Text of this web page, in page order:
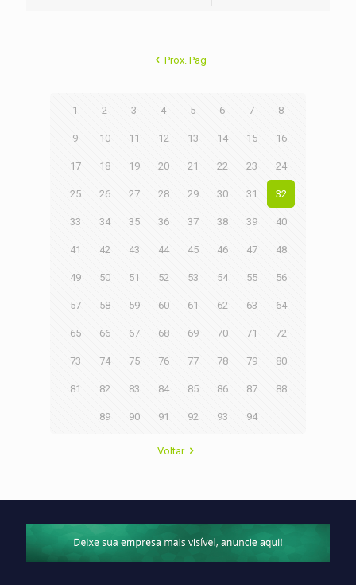
Prox. Pag
1 2 3 4 5 6 7 8
9 10 11 12 13 14 15 16
17 18 19 20 21 22 23 24
25 26 27 28 29 30 31 32
33 34 35 36 37 38 39 40
41 42 43 44 45 46 47 48
49 50 51 52 53 54 55 56
57 58 59 60 61 62 63 64
65 66 67 68 69 70 71 72
73 74 75 76 77 78 79 80
81 82 83 84 85 86 87 88
89 90 91 92 93 94
Voltar